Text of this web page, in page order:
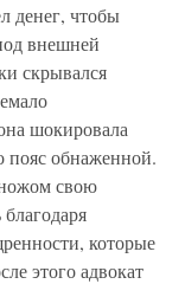
денег, чтобы
внешней
скрывался
шокировала
пояс обнаженной.
свою
которые
этого адвокат